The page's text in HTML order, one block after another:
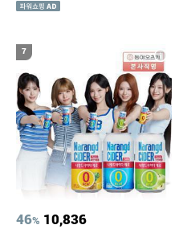
7
46% 10,836